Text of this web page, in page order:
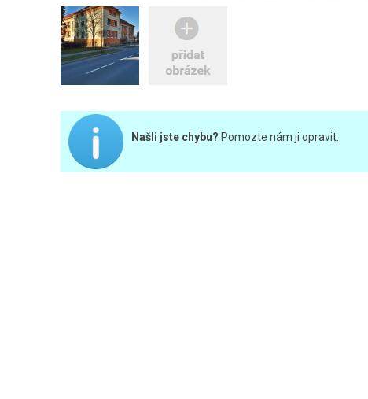
Našli jste chybu? Pomozte nám ji opravit.